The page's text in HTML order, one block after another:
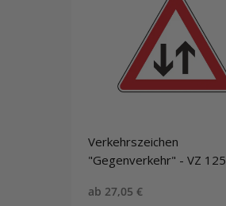
Verkehrszeichen
"Gegenverkehr" - VZ 125
Sonderpreis
ab 27,05 €